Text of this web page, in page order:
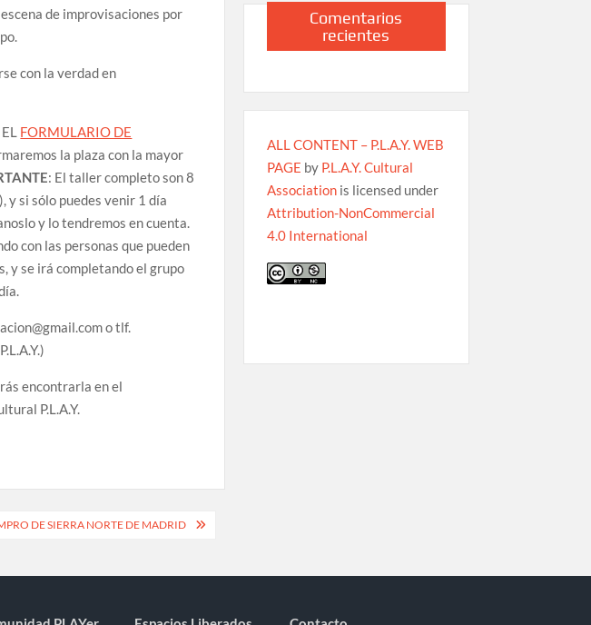
de improvisaciones por
con la verdad en
FORMULARIO DE
la plaza con la mayor
: El taller completo son 8
y si sólo puedes venir 1 día
y lo tendremos en cuenta.
con las personas que pueden
y se irá completando el grupo
o tlf.
encontrarla en el
P.L.A.Y.
DE SIERRA NORTE DE MADRID
Comentarios
recientes
ALL CONTENT – P.L.A.Y. WEB
PAGE byP.L.A.Y. Cultural
Associationis licensed under
Attribution-NonCommercial
4.0 International